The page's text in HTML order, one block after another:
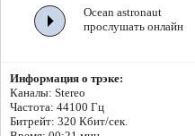
Ocean astronaut
прослушать онлайн
Информация о трэке:
Каналы: Stereo
Частота: 44100 Гц
Битрейт: 320 Кбит/сек.